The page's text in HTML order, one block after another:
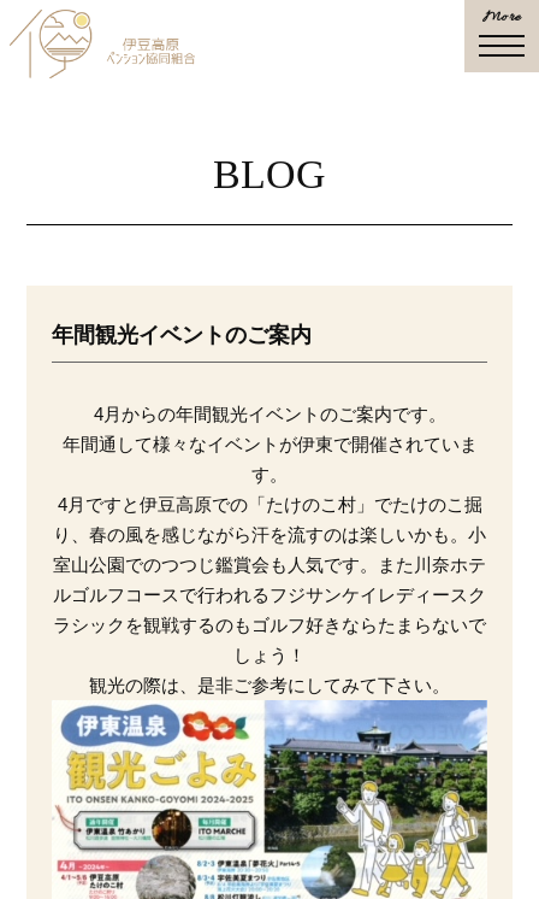
More
BLOG
年間観光イベントのご案内
4月からの年間観光イベントのご案内です。
年間通して様々なイベントが伊東で開催されていま
す。
4月ですと伊豆高原での「たけのこ村」でたけのこ掘
り、春の風を感じながら汗を流すのは楽しいかも。小
室山公園でのつつじ鑑賞会も人気です。また川奈ホテ
ルゴルフコースで行われるフジサンケイレディースク
ラシックを観戦するのもゴルフ好きならたまらないで
しょう！
観光の際は、是非ご参考にしてみて下さい。